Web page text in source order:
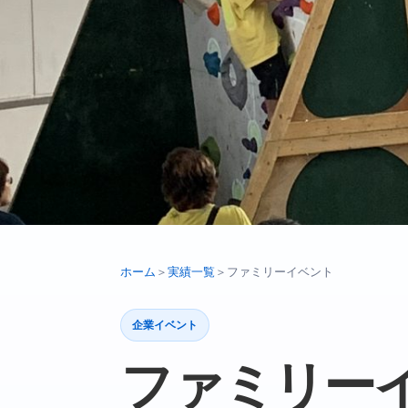
ホーム ＞実績一覧 ＞ ファミリーイベント
企業イベント
ファミリー